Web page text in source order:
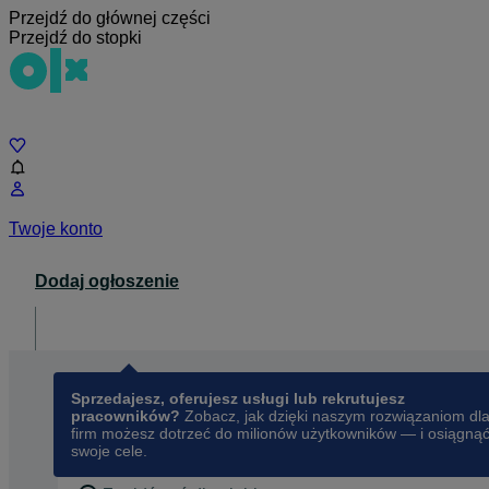
Przejdź do głównej części
Przejdź do stopki
Twoje konto
Dodaj ogłoszenie
Sprzedajesz, oferujesz usługi lub rekrutujesz
pracowników? Zobacz, jak dzięki naszym rozwiązaniom dla
firm możesz dotrzeć do milionów użytkowników — i osiągnąć
swoje cele.